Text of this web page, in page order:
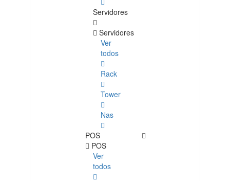
Servidores
Servidores
Ver
todos
Rack
Tower
Nas
POS
POS
Ver
todos